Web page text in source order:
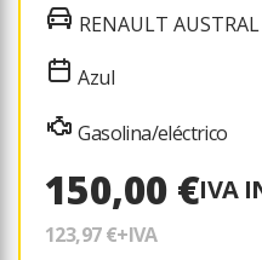
RENAULT AUSTRAL
Azul
Gasolina/eléctrico
150,00 €IVA
123,97 €+IVA